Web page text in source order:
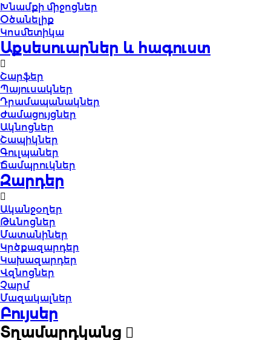
Խնամքի միջոցներ
Օծանելիք
Կոսմետիկա
Աքսեսուարներ և հագուստ
Շարֆեր
Պայուսակներ
Դրամապանակներ
Ժամացույցներ
Ակնոցներ
Շապիկներ
Գուլպաներ
Ճամպրուկներ
Զարդեր
Ականջօղեր
Թևնոցներ
Մատանիներ
Կրծքազարդեր
Կախազարդեր
Վզնոցներ
Չարմ
Մազակալներ
Բույսեր
Տղամարդկանց